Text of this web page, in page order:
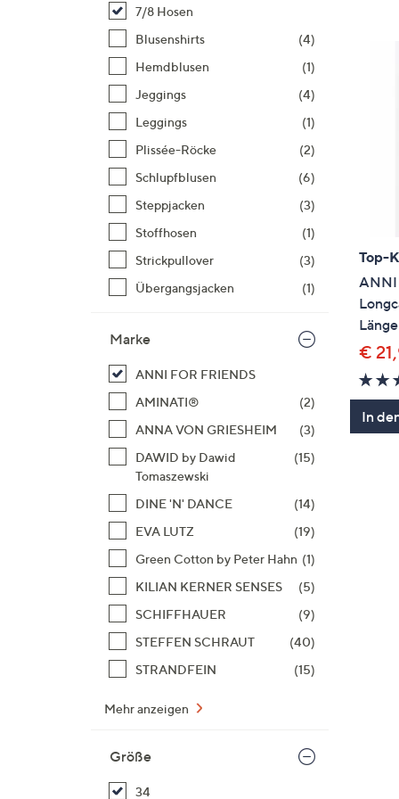
7/8 Hosen
Blusenshirts
(4)
Hemdblusen
(1)
Jeggings
(4)
Leggings
(1)
Plissée-Röcke
(2)
Schlupfblusen
(6)
Steppjacken
(3)
Stoffhosen
(1)
Strickpullover
(3)
Übergangsjacken
(1)
Marke
ANNI FOR FRIENDS
AMINATI®
(2)
ANNA VON GRIESHEIM
(3)
DAWID by Dawid
Tomaszewski
(15)
DINE 'N' DANCE
(14)
EVA LUTZ
(19)
Green Cotton by Peter Hahn (1)
KILIAN KERNER SENSES
(5)
SCHIFFHAUER
(9)
STEFFEN SCHRAUT
(40)
STRANDFEIN
(15)
Mehr anzeigen
Größe
34
Top-
ANNI
€
In